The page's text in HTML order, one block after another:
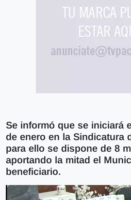
Se informó que se iniciará
de enero en la Sindicatura
para ello se dispone de 8
aportando la mitad el
beneficiario.